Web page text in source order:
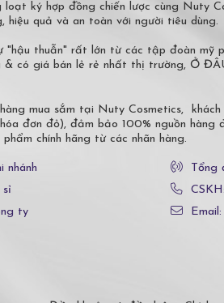
loạt ký hợp đồng chiến lược cùng Nuty
hiệu quả và an toàn với người tiêu dùng.
"hậu thuẫn" rất lớn từ các tập đoàn mỹ
& có giá bán lẻ rẻ nhất thị trường, Ở
mua sắm tại Nuty Cosmetics,
đơn đỏ), đảm bảo 100% nguồn
chính hãng từ các nhãn hàng.
nhánh
sỉ
ty
Tổng
CSKH: